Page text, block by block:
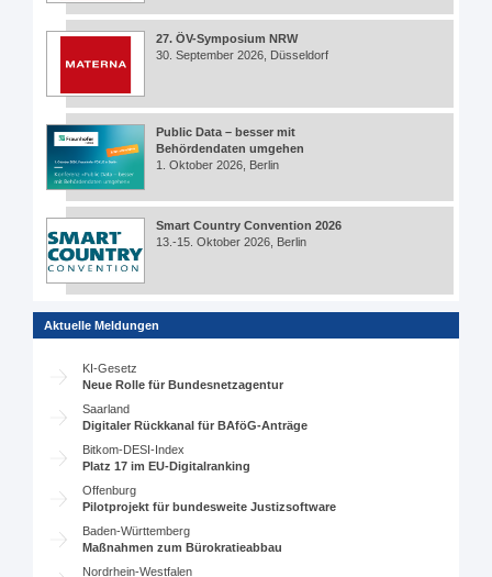
27. ÖV-Symposium NRW
30. September 2026, Düsseldorf
Public Data – besser mit
Behördendaten umgehen
1. Oktober 2026, Berlin
Smart Country Convention 2026
13.-15. Oktober 2026, Berlin
Aktuelle Meldungen
KI-Gesetz
Neue Rolle für Bundesnetzagentur
Saarland
Digitaler Rückkanal für BAföG-Anträge
Bitkom-DESI-Index
Platz 17 im EU-Digitalranking
Offenburg
Pilotprojekt für bundesweite Justizsoftware
Baden-Württemberg
Maßnahmen zum Bürokratieabbau
Nordrhein-Westfalen